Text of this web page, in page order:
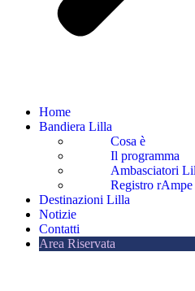
Home
Bandiera Lilla
Cosa è
Il programma
Ambasciatori
Registro rAmpe
Destinazioni Lilla
Notizie
Contatti
Area Riservata